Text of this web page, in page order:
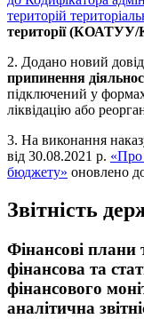
територій
території
2. Додано новий
припинення
підключений у
ліквідацію або
3. На виконання
від 30.08.2021 р. «Про
бюджету» оновлено
Звітність
Фінансові плани
фінансова та
фінансового
аналітична